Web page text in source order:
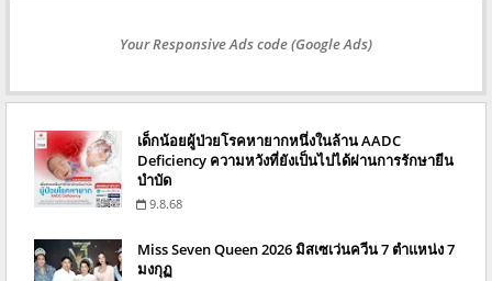
Your Responsive Ads code (Google Ads)
เด็กน้อยผู้ป่วยโรคหายากหนึ่งในล้าน AADC
Deficiency ความหวังที่ยังเป็นไปได้ผ่านการรักษายีน
บำบัด
9.8.68
Miss Seven Queen 2026 มิสเซเว่นควีน 7 ตำแหน่ง 7
มงกุฏ